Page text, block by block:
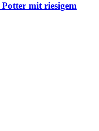
mit riesigem